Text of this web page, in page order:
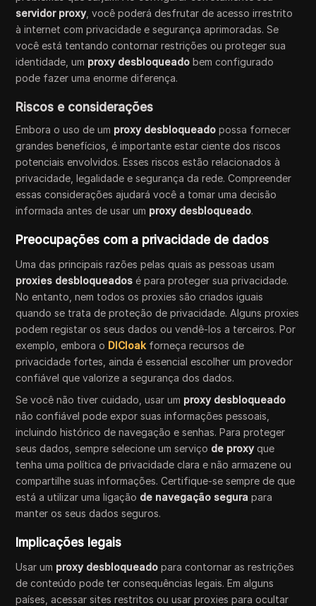
servidor proxy, você poderá desfrutar de acesso irrestrito
à internet com privacidade e segurança aprimoradas. Se
você está tentando contornar restrições ou proteger sua
identidade, um proxy desbloqueado bem configurado
pode fazer uma enorme diferença.
Riscos e considerações
Embora o uso de um proxy desbloqueado possa fornecer
grandes benefícios, é importante estar ciente dos riscos
potenciais envolvidos. Esses riscos estão relacionados à
privacidade, legalidade e segurança da rede. Compreender
essas considerações ajudará você a tomar uma decisão
informada antes de usar um proxy desbloqueado.
Preocupações com a privacidade de dados
Uma das principais razões pelas quais as pessoas usam
proxies desbloqueados é para proteger sua privacidade.
No entanto, nem todos os proxies são criados iguais
quando se trata de proteção de privacidade. Alguns proxies
podem registar os seus dados ou vendê-los a terceiros. Por
exemplo, embora o DICloak forneça recursos de
privacidade fortes, ainda é essencial escolher um provedor
confiável que valorize a segurança dos dados.
Se você não tiver cuidado, usar um proxy desbloqueado
não confiável pode expor suas informações pessoais,
incluindo histórico de navegação e senhas. Para proteger
seus dados, sempre selecione um serviço de proxyque
tenha uma política de privacidade clara e não armazene ou
compartilhe suas informações. Certifique-se sempre de que
está a utilizar uma ligação de navegação segura para
manter os seus dados seguros.
Implicações legais
Usar um proxy desbloqueado para contornar as restrições
de conteúdo pode ter consequências legais. Em alguns
países, acessar sites restritos ou usar proxies para ocultar